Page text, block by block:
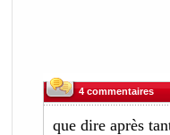
4 commentaires
que dire après